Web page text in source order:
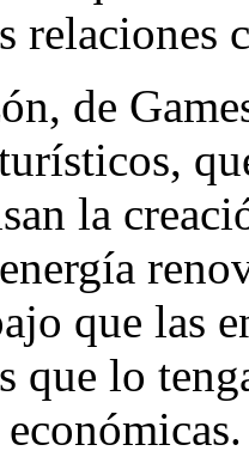
relaciones
de
la
que las
que lo